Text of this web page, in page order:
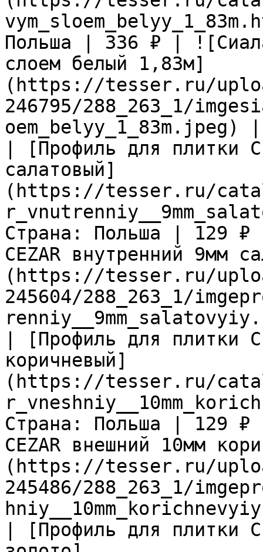
Польша | 336 ₽ |
слоем белый 1,83м]
(https://tesser.ru/
246795/288_263_1/
oem_belyy_1_83m.jpeg) |
| [Профиль для плитки
салатовый]
(https://tesser.ru/
Страна: Польша | 129 ₽
CEZAR внутренний 9мм
(https://tesser.ru/
245604/288_263_1/
| [Профиль для плитки
коричневый]
(https://tesser.ru/
Страна: Польша | 129 ₽
CEZAR внешний 10мм
(https://tesser.ru/
245486/288_263_1/
| [Профиль для плитки